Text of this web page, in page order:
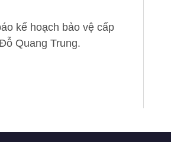
kế hoạch bảo vệ cấp
Quang Trung.